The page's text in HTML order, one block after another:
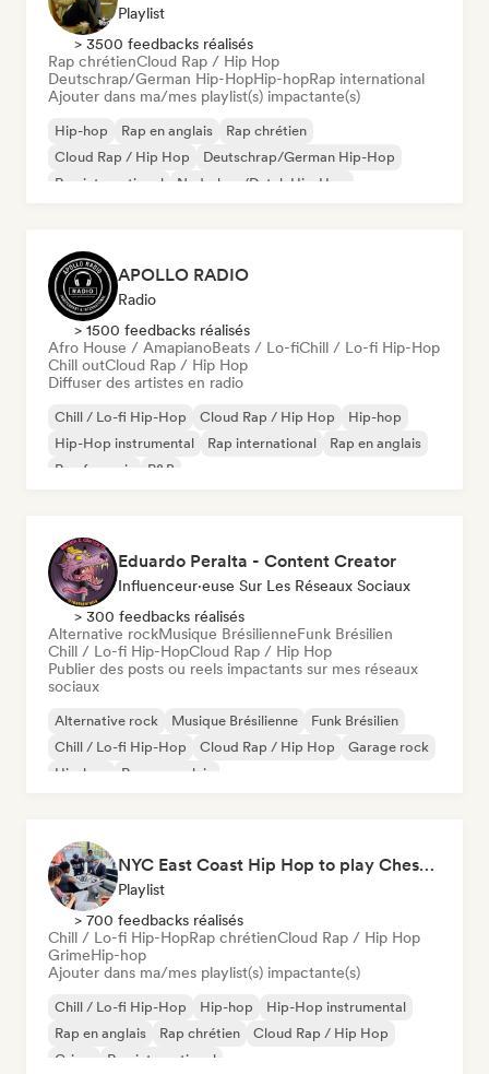
Playlist
> 3500 feedbacks réalisés
Rap chrétienCloud Rap / Hip Hop
Deutschrap/German Hip-HopHip-hopRap international
Ajouter dans ma/mes playlist(s) impactante(s)
Hip-hop Rap en anglais
Rap chrétien
Cloud Rap / Hip Hop
Deutschrap/German Hip-Hop
Rap international
Nederhop/Dutch Hip-Hop
APOLLO RADIO
Radio
> 1500 feedbacks réalisés
Afro House / AmapianoBeats / Lo-fiChill / Lo-fi Hip-Hop
Chill outCloud Rap / Hip Hop
Diffuser des artistes en radio
Chill / Lo-fi Hip-Hop Cloud Rap / Hip Hop
Hip-hop
Hip-Hop instrumental
Rap international
Rap en anglais
Rap francais
R&B
Eduardo Peralta - Content Creator
Influenceur·euse Sur Les Réseaux Sociaux
> 300 feedbacks réalisés
Alternative rockMusique BrésilienneFunk Brésilien
Chill / Lo-fi Hip-HopCloud Rap / Hip Hop
Publier des posts ou reels impactants sur mes réseaux
sociaux
Alternative rock Musique Brésilienne
Funk Brésilien
Chill / Lo-fi Hip-Hop
Cloud Rap / Hip Hop
Garage rock
Hip-hop
Rap en anglais
NYC East Coast Hip Hop to play Chess to - Best BoomBap / Conscious Rap 2026 (Independent Rap Only)
Playlist
> 700 feedbacks réalisés
Chill / Lo-fi Hip-HopRap chrétienCloud Rap / Hip Hop
GrimeHip-hop
Ajouter dans ma/mes playlist(s) impactante(s)
Chill / Lo-fi Hip-Hop Hip-hop
Hip-Hop instrumental
Rap en anglais
Rap chrétien
Cloud Rap / Hip Hop
Grime
Rap international